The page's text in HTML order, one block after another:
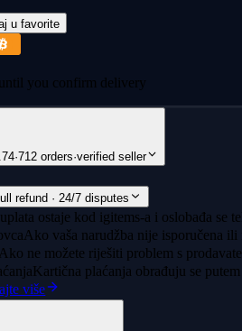
u favorite
you confirm delivery
·712 orders·verified seller
refund · 24/7 disputes
ostaje kod igitems-a i oslobađa se
Ako vaša narudžba nije isporučena
Ako ne možete riješiti problem s
Kartična plaćanja obrađuju se
više